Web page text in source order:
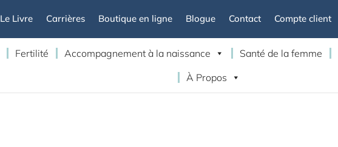
Le Livre Carrières Boutique en ligne Blogue Contact Compte client
Fertilité Accompagnement à la naissance Santé de la femme
À Propos